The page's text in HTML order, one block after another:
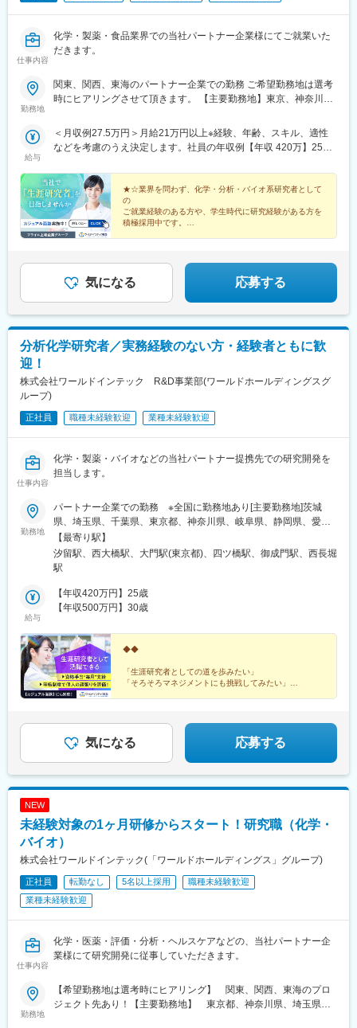
仕事内容
化学・製薬・食品業界での当社パートナー企業様にてご就業いた
だきます。
勤務地
関東、関西、東海のパートナー企業での勤務 ご希望勤務地は選考
時にヒアリングさせて頂きます。 【主要勤務地】東京、神奈川、
岡、愛知＼NEW！エリア制度導入／全国でスキルを伸ばしたい方
も、好きな場所で研究をしたい方も、ご希望をお聞かせくださ
い！詳細は選考時にご案内いたします。
給与
＜月収例27.5万円＞月給21万円以上※経験、年齢、スキル、適性
などを考慮のうえ決定します。社員の年収例【年収 420万】25歳
収 750万】56歳
★☆業界を問わず、化学・分析・バイオ系研究者として
の
ご就業経験のある方や、学生時代に研究経験がある方を
積極採用中です。
ります。★☆
気になる 応募する
分析化学研究者／実務経験のない方・経験者ともに歓
迎！
株式会社ワールドインテック R&D事業部(ワールドホールディングスグ
ループ)
正社員 職種未経験歓迎 業種未経験歓迎
仕事内容
化学・製薬・バイオなどの当社パートナー提携先での研究開発を
担当します。
勤務地
パートナー企業での勤務 ※全国に勤務地あり[主要勤務地]茨城
県、埼玉県、千葉県、東京都、神奈川県、岐阜県、静岡県、愛知
県、三重県、滋賀県、京都府、大阪府、兵庫県、広島県、福岡県※
勤務地・配属先企業は、十分に話し合った上で、あなたのご経験
やご希望を考慮し決定します。＼NEW！エリア制度導入／全国で
望をお聞かせください！詳細は選考時にご案内いたします。
【最寄り駅】
汐留駅、西大橋駅、大門駅(東京都)、四ツ橋駅、御成門駅、西長堀
駅
給与
【年収420万円】25歳
【年収500万円】30歳
◆◆
「生涯研究者としての道を歩みたい」
「そろそろマネジメントにも挑戦してみたい」
◎カジュアル面談も対応しています。お気軽にご相談く
ださい。
気になる 応募する
NEW
未経験対象の1ヶ月研修からスタート！研究職（化学・
バイオ）
株式会社ワールドインテック(「ワールドホールディングス」グループ)
正社員 転勤なし 5名以上採用
職種未経験歓迎
業種未経験歓迎
仕事内容
化学・医薬・評価・分析・ヘルスケアなどの、当社パートナー企
業様にて研究開発に従事していただきます。
勤務地
【希望勤務地は選考時にヒアリング】 関東、関西、東海のプロ
ジェクト先あり！【主要勤務地】 東京都、神奈川県、埼玉県、